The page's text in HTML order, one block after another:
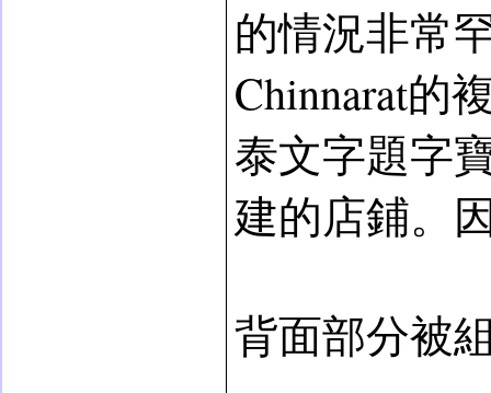
的情況非常
Chinnarat的
泰文字題字
建的店鋪。
背面部分被